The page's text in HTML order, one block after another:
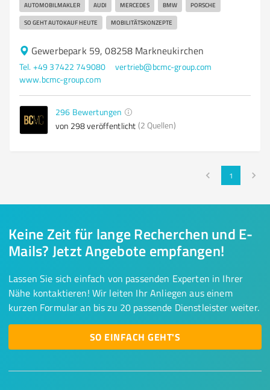
AUTOMOBILMAKLER AUDI MERCEDES BMW PORSCHE
SO GEHT AUTOKAUF HEUTE MOBILITÄTSKONZEPTE
Gewerbepark 59, 08258 Markneukirchen
Tel. +49 37422 749080
vertrieb@bcmc-group.com
www.bcmc-group.com
296 Bewertungen
von 298 veröffentlicht (2 Quellen)
1
Keine Zeit für lange Recherchen und E-
Mails? Jetzt Angebote empfangen!
Lassen Sie sich einfach von passenden Experten in Ihrer
Nähe kontaktieren! Wir leiten Ihr Anliegen aus einem
kurzen Formular an bis zu 20 passende Dienstleister weiter.
SO EINFACH GEHT'S